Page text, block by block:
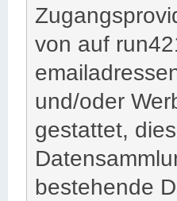
von auf
und/oder
gestattet,
bestehende